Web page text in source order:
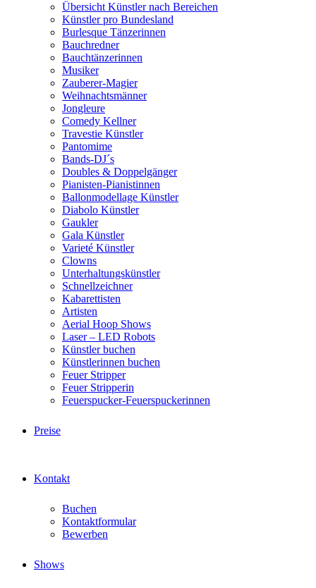
Übersicht Künstler nach Bereichen
Künstler pro Bundesland
Burlesque Tänzerinnen
Bauchredner
Bauchtänzerinnen
Musiker
Zauberer-Magier
Weihnachtsmänner
Jongleure
Comedy Kellner
Travestie Künstler
Pantomime
Bands-DJ´s
Doubles & Doppelgänger
Pianisten-Pianistinnen
Ballonmodellage Künstler
Diabolo Künstler
Gaukler
Gala Künstler
Varieté Künstler
Clowns
Unterhaltungskünstler
Schnellzeichner
Kabarettisten
Artisten
Aerial Hoop Shows
Laser – LED Robots
Künstler buchen
Künstlerinnen buchen
Feuer Stripper
Feuer Stripperin
Feuerspucker-Feuerspuckerinnen
Preise
Kontakt
Buchen
Kontaktformular
Bewerben
Shows